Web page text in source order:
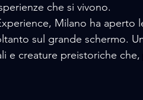
che si vivono.
Milano ha aperto
sul grande schermo.
e creature preistoriche che,